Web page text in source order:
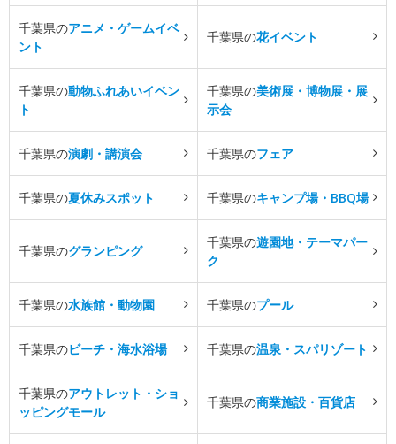
千葉県のアニメ・ゲームイベ
ント
千葉県の花イベント
千葉県の動物ふれあいイベン
ト
千葉県の美術展・博物展・展
示会
千葉県の演劇・講演会 千葉県のフェア
千葉県の夏休みスポット 千葉県のキャンプ場・BBQ場
千葉県のグランピング
千葉県の遊園地・テーマパー
ク
千葉県の水族館・動物園 千葉県のプール
千葉県のビーチ・海水浴場 千葉県の温泉・スパリゾート
千葉県のアウトレット・ショ
ッピングモール
千葉県の商業施設・百貨店